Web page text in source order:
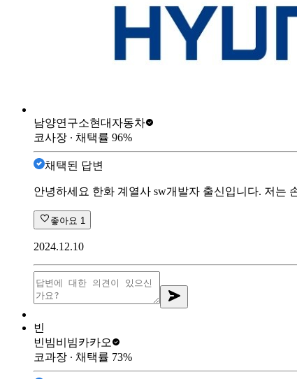
남양연구소현대자동차
코사장 ∙ 채택률 96%
채택된 답변
안녕하세요 한화 계열사 sw개발자 출신입니다. 저는
좋아요 1
2024.12.10
빈
빈빔비빔카카오
코과장 ∙ 채택률 73%